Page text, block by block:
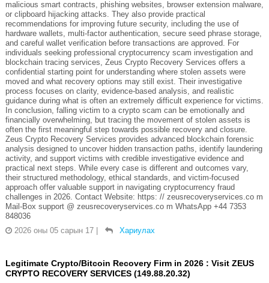
malicious smart contracts, phishing websites, browser extension malware,
or clipboard hijacking attacks. They also provide practical
recommendations for improving future security, including the use of
hardware wallets, multi-factor authentication, secure seed phrase storage,
and careful wallet verification before transactions are approved. For
individuals seeking professional cryptocurrency scam investigation and
blockchain tracing services, Zeus Crypto Recovery Services offers a
confidential starting point for understanding where stolen assets were
moved and what recovery options may still exist. Their investigative
process focuses on clarity, evidence-based analysis, and realistic
guidance during what is often an extremely difficult experience for victims.
In conclusion, falling victim to a crypto scam can be emotionally and
financially overwhelming, but tracing the movement of stolen assets is
often the first meaningful step towards possible recovery and closure.
Zeus Crypto Recovery Services provides advanced blockchain forensic
analysis designed to uncover hidden transaction paths, identify laundering
activity, and support victims with credible investigative evidence and
practical next steps. While every case is different and outcomes vary,
their structured methodology, ethical standards, and victim-focused
approach offer valuable support in navigating cryptocurrency fraud
challenges in 2026. Contact Website: https: // zeusrecoveryservices.co m
Mail-Box support @ zeusrecoveryservices.co m WhatsApp +44 7353
848036
2026 оны 05 сарын 17
Хариулах
Legitimate Crypto/Bitcoin Recovery Firm in 2026 : Visit ZEUS
CRYPTO RECOVERY SERVICES (149.88.20.32)